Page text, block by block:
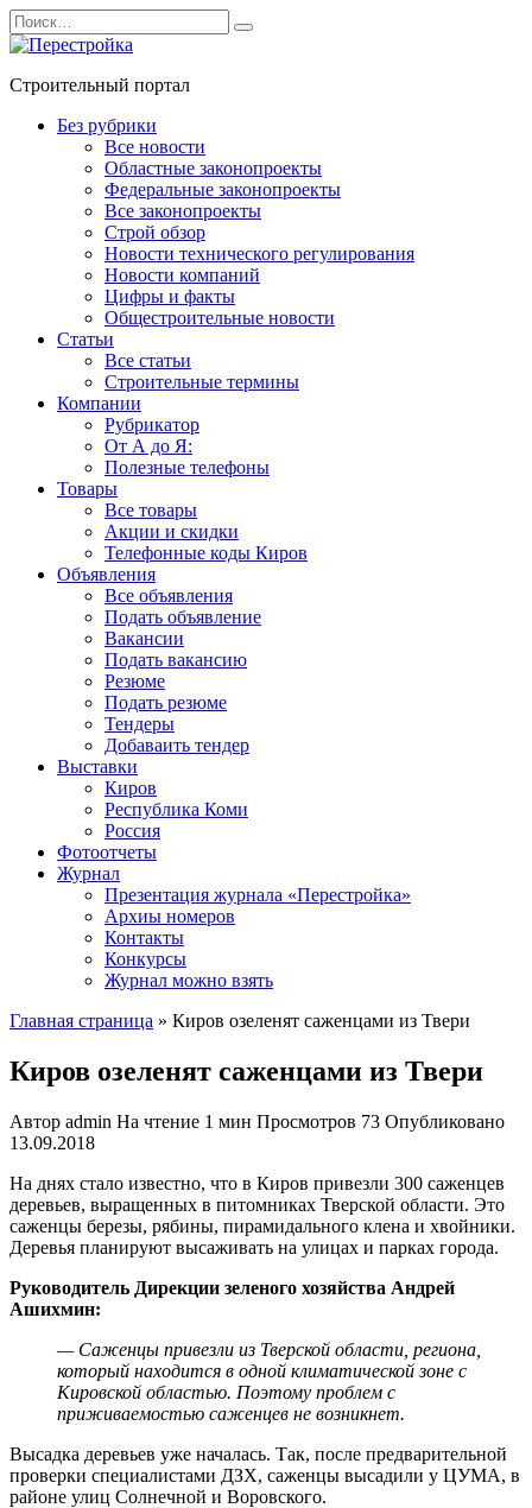
Перейти
к
содержанию
Search
for:
Строительный портал
Без рубрики
Все новости
Областные законопроекты
Федеральные законопроекты
Все законопроекты
Строй обзор
Новости технического регулирования
Новости компаний
Цифры и факты
Общестроительные новости
Статьи
Все статьи
Строительные термины
Компании
Рубрикатор
От А до Я:
Полезные телефоны
Товары
Все товары
Акции и скидки
Телефонные коды Киров
Объявления
Все объявления
Подать объявление
Вакансии
Подать вакансию
Резюме
Подать резюме
Тендеры
Добаваить тендер
Выставки
Киров
Республика Коми
Россия
Фотоотчеты
Журнал
Презентация журнала «Перестройка»
Архиы номеров
Контакты
Конкурсы
Журнал можно взять
Главная страница » Киров озеленят саженцами из Твери
Киров озеленят саженцами из Твери
Автор admin На чтение 1 мин Просмотров 73 Опубликовано
13.09.2018
На днях стало известно, что в Киров привезли 300 саженцев
деревьев, выращенных в питомниках Тверской области. Это
саженцы березы, рябины, пирамидального клена и хвойники.
Деревья планируют высаживать на улицах и парках города.
Руководитель Дирекции зеленого хозяйства Андрей
Ашихмин:
— Саженцы привезли из Тверской области, региона,
который находится в одной климатической зоне с
Кировской областью. Поэтому проблем с
приживаемостью саженцев не возникнет.
Высадка деревьев уже началась. Так, после предварительной
проверки специалистами ДЗХ, саженцы высадили у ЦУМА, в
районе улиц Солнечной и Воровского.